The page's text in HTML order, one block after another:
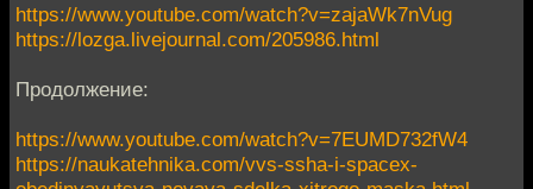
https://www.youtube.com/watch?v=zajaWk7nVug
https://lozga.livejournal.com/205986.html
Продолжение:
https://www.youtube.com/watch?v=7EUMD732fW4
https://naukatehnika.com/vvs-ssha-i-spacex-